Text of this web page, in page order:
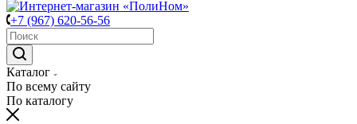
+7 (967) 620-56-56
Каталог
По всему сайту
По каталогу